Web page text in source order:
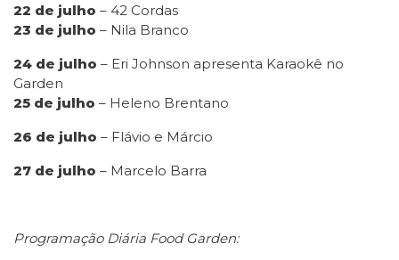
22 de julho – 42 Cordas
23 de julho – Nila Branco
24 de julho – Eri Johnson apresenta Karaokê no
Garden
25 de julho – Heleno Brentano
26 de julho – Flávio e Márcio
27 de julho – Marcelo Barra
Programação Diária Food Garden: